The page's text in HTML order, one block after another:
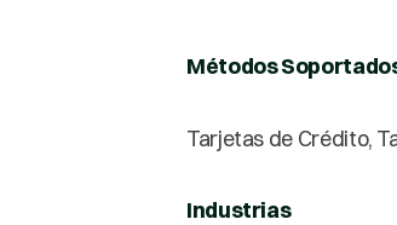
Métodos
Tarjetas de Crédito,
Industrias